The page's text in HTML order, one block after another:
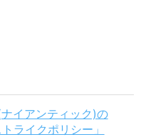
イアンティック)の
ライクポリシー」